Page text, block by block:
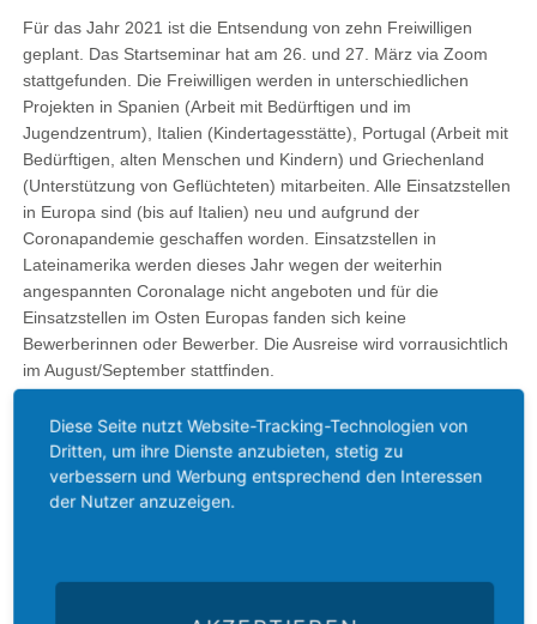
Für das Jahr 2021 ist die Entsendung von zehn Freiwilligen
geplant. Das Startseminar hat am 26. und 27. März via Zoom
stattgefunden. Die Freiwilligen werden in unterschiedlichen
Projekten in Spanien (Arbeit mit Bedürftigen und im
Jugendzentrum), Italien (Kindertagesstätte), Portugal (Arbeit mit
Bedürftigen, alten Menschen und Kindern) und Griechenland
(Unterstützung von Geflüchteten) mitarbeiten. Alle Einsatzstellen
in Europa sind (bis auf Italien) neu und aufgrund der
Coronapandemie geschaffen worden. Einsatzstellen in
Lateinamerika werden dieses Jahr wegen der weiterhin
angespannten Coronalage nicht angeboten und für die
Einsatzstellen im Osten Europas fanden sich keine
Bewerberinnen oder Bewerber. Die Ausreise wird vorrausichtlich
im August/September stattfinden.
„Wir freuen uns, diesen Weg mit euch gehen zu dürfen! Bereits
auf unserem Startseminar habt ihr gezeigt, dass ihr motiviert
und engagiert seid! Ein großes DANKE auch noch an unsere
Teamenden, die wie immer eine große Bereicherung waren“,
Diese Seite nutzt Website-Tracking-Technologien von
Dritten, um ihre Dienste anzubieten, stetig zu
verbessern und Werbung entsprechend den Interessen
der Nutzer anzuzeigen.